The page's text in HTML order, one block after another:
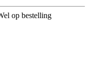
op bestelling